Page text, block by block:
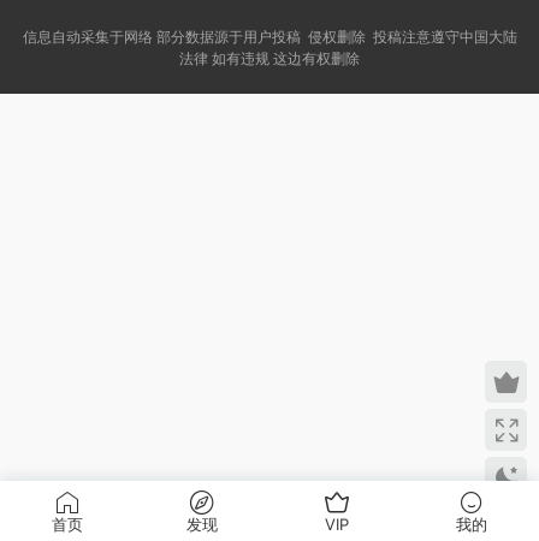
信息自动采集于网络 部分数据源于用户投稿 侵权删除 投稿注意遵守中国大陆
法律 如有违规 这边有权删除
首页 发现 VIP 我的